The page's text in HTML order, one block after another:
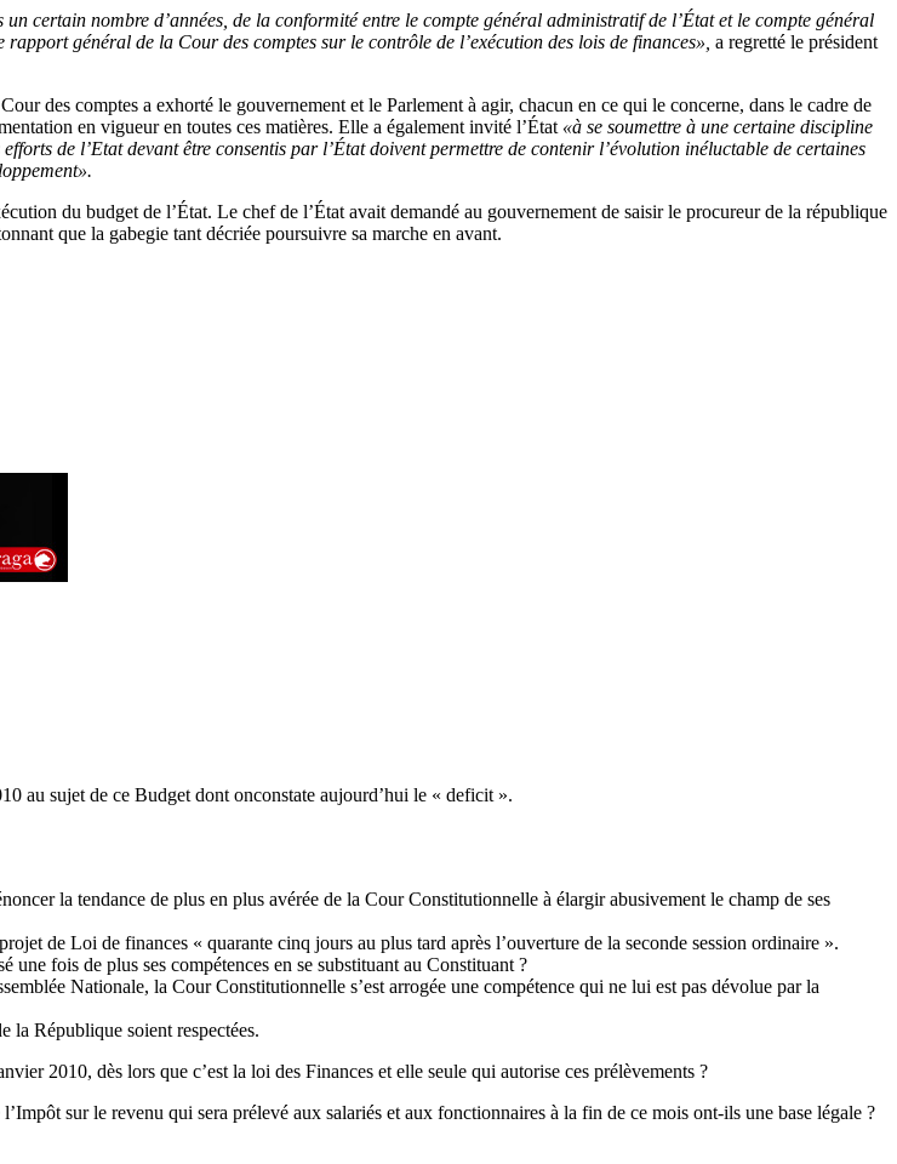
certain nombre d’années, de la conformité entre le compte général administratif de l’État et le compte général
général de la Cour des comptes sur le contrôle de l’exécution des lois de finances», a regretté le président
des comptes a exhorté le gouvernement et le Parlement à agir, chacun en ce qui le concerne, dans le cadre de
en vigueur en toutes ces matières. Elle a également invité l’État «à se soumettre à une certaine discipline
de l’Etat devant être consentis par l’État doivent permettre de contenir l’évolution inéluctable de certaines
du budget de l’État. Le chef de l’État avait demandé au gouvernement de saisir le procureur de la république
que la gabegie tant décriée poursuivre sa marche en avant.
au sujet de ce Budget dont onconstate aujourd’hui le « deficit ».
la tendance de plus en plus avérée de la Cour Constitutionnelle à élargir abusivement le champ de ses
de Loi de finances « quarante cinq jours au plus tard après l’ouverture de la seconde session ordinaire ».
fois de plus ses compétences en se substituant au Constituant ?
Nationale, la Cour Constitutionnelle s’est arrogée une compétence qui ne lui est pas dévolue par la
la République soient respectées.
2010, dès lors que c’est la loi des Finances et elle seule qui autorise ces prélèvements ?
sur le revenu qui sera prélevé aux salariés et aux fonctionnaires à la fin de ce mois ont-ils une base légale ?